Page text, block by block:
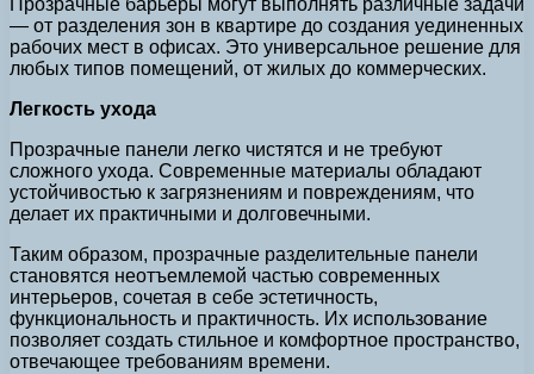
Прозрачные барьеры могут выполнять различные задачи
— от разделения зон в квартире до создания уединенных
рабочих мест в офисах. Это универсальное решение для
любых типов помещений, от жилых до коммерческих.
Легкость ухода
Прозрачные панели легко чистятся и не требуют
сложного ухода. Современные материалы обладают
устойчивостью к загрязнениям и повреждениям, что
делает их практичными и долговечными.
Таким образом, прозрачные разделительные панели
становятся неотъемлемой частью современных
интерьеров, сочетая в себе эстетичность,
функциональность и практичность. Их использование
позволяет создать стильное и комфортное пространство,
отвечающее требованиям времени.